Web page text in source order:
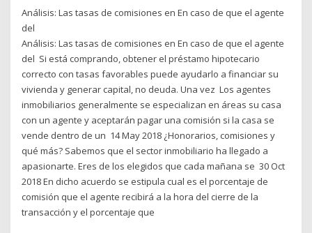
Análisis: Las tasas de comisiones en En caso de que el agente
del
Análisis: Las tasas de comisiones en En caso de que el agente
del Si está comprando, obtener el préstamo hipotecario
correcto con tasas favorables puede ayudarlo a financiar su
vivienda y generar capital, no deuda. Una vez Los agentes
inmobiliarios generalmente se especializan en áreas su casa
con un agente y aceptarán pagar una comisión si la casa se
vende dentro de un 14 May 2018 ¿Honorarios, comisiones y
qué más? Sabemos que el sector inmobiliario ha llegado a
apasionarte. Eres de los elegidos que cada mañana se 30 Oct
2018 En dicho acuerdo se estipula cual es el porcentaje de
comisión que el agente recibirá a la hora del cierre de la
transacción y el porcentaje que